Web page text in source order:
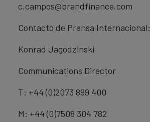
c.campos@brandfinance.com
Contacto de Prensa Internacional:
Konrad Jagodzinski
Communications Director
T: +44 (0)2073 899 400
M: +44 (0)7508 304 782